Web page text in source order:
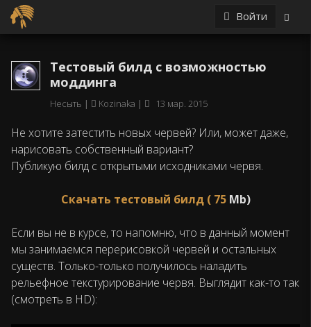
Войти
Тестовый билд с возможностью
моддинга
Несыть Kozinaka 13 мар. 2015
Не хотите затестить новых червей? Или, может даже,
нарисовать собственный вариант?
Публикую билд с открытыми исходниками червя.
Cкачать тестовый билд ( 75Mb)
Если вы не в курсе, то напомню, что в данный момент
мы занимаемся перерисовкой червей и остальных
существ. Только-только получилось наладить
рельефное текстурирование червя. Выглядит как-то так
(смотреть в HD):